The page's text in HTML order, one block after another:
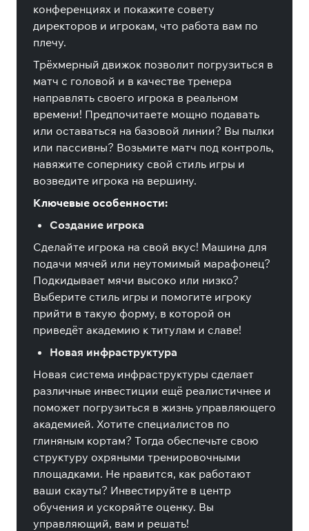
конференциях и покажите совету
директоров и игрокам, что работа вам по
плечу.
Трёхмерный движок позволит погрузиться в
матч с головой и в качестве тренера
направлять своего игрока в реальном
времени! Предпочитаете мощно подавать
или оставаться на базовой линии? Вы пылки
или пассивны? Возьмите матч под контроль,
навяжите сопернику свой стиль игры и
возведите игрока на вершину.
Ключевые особенности:
Создание игрока
Сделайте игрока на свой вкус! Машина для
подачи мячей или неутомимый марафонец?
Подкидывает мячи высоко или низко?
Выберите стиль игры и помогите игроку
прийти в такую форму, в которой он
приведёт академию к титулам и славе!
Новая инфраструктура
Новая система инфраструктуры сделает
различные инвестиции ещё реалистичнее и
поможет погрузиться в жизнь управляющего
академией. Хотите специалистов по
глиняным кортам? Тогда обеспечьте свою
структуру охряными тренировочными
площадками. Не нравится, как работают
ваши скауты? Инвестируйте в центр
обучения и ускоряйте оценку. Вы
управляющий, вам и решать!